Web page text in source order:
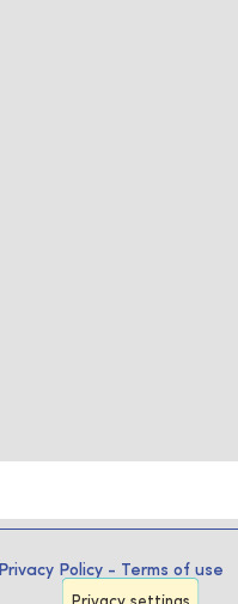
Privacy Policy - Terms of use